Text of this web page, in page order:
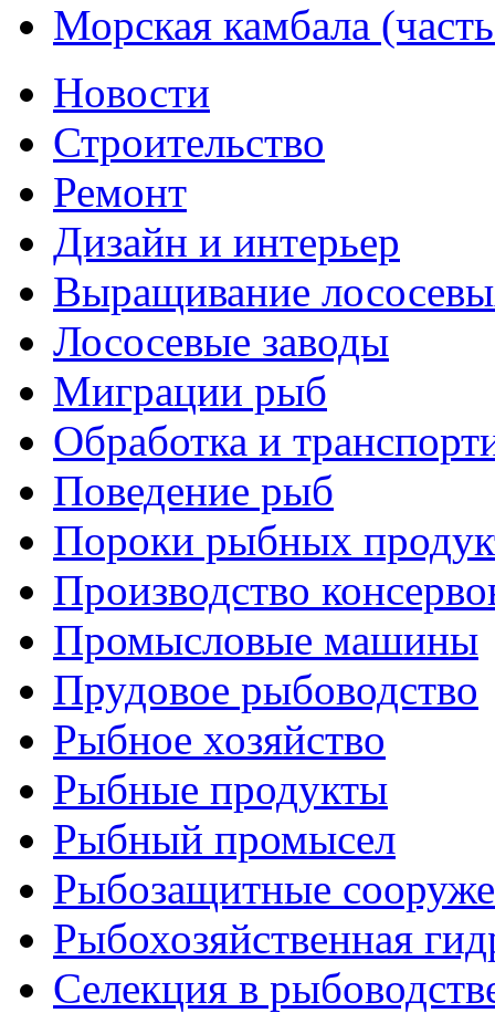
Морская камбала
Новости
Строительство
Ремонт
Дизайн и интерьер
Выращивание
Лососевые заводы
Миграции рыб
Обработка и
Поведение рыб
Пороки рыбных
Производство
Промысловые машины
Прудовое рыбоводство
Рыбное хозяйство
Рыбные продукты
Рыбный промысел
Рыбозащитные
Рыбохозяйственная
Селекция в